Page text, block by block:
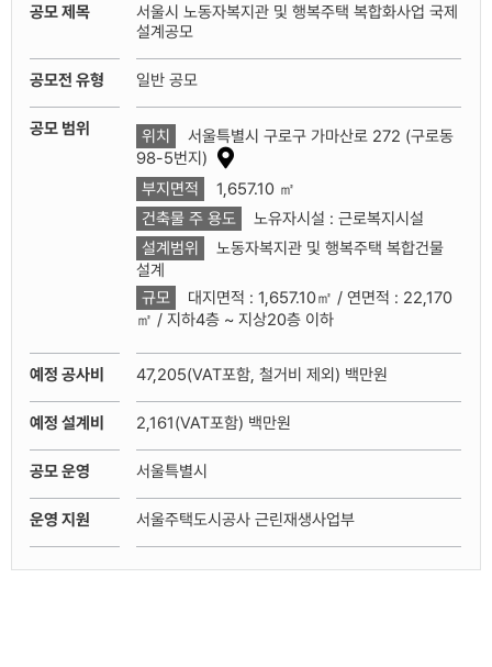
기
공모 제목
서울시 노동자복지관 및 행복주택 복합화사업 국제
설계공모
공모전 유형 일반 공모
공모 범위 위치
서울특별시 구로구 가마산로 272 (구로동
98-5번지)
대
지
지
도
보
기
부지면적
1,657.10 ㎡
건축물 주 용도
노유자시설 : 근로복지시설
설계범위
노동자복지관 및 행복주택 복합건물
설계
규모
대지면적 : 1,657.10㎡ / 연면적 : 22,170
㎡ / 지하4층 ~ 지상20층 이하
예정 공사비 47,205(VAT포함, 철거비 제외) 백만원
예정 설계비 2,161(VAT포함) 백만원
공모 운영 서울특별시
운영 지원 서울주택도시공사 근린재생사업부